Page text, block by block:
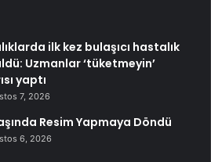
ilk kez bulaşıcı hastalık
Uzmanlar ‘tüketmeyin’
yaptı
7, 2026
Resim Yapmaya Döndü
6, 2026